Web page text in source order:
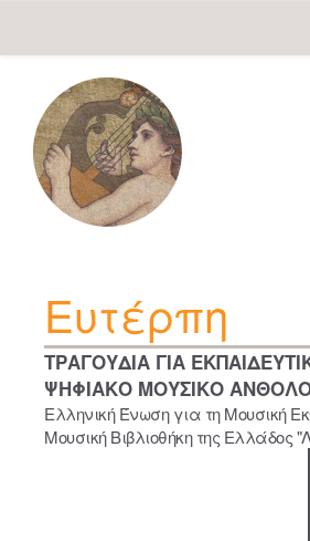
navigation
Ευτέρπη
ΤΡΑΓΟΥΔΙΑ ΓΙΑ
ΨΗΦΙΑΚΟ ΜΟΥΣΙΚΟ
Ελληνική Ένωση για τη Μουσική
Μουσική Βιβλιοθήκη της Ελλάδος